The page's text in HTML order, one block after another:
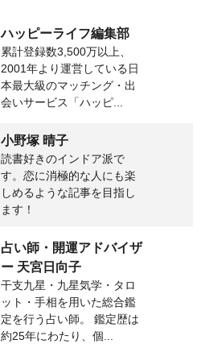
ハッピーライフ編集部
累計登録数3,500万以上、
2001年より運営している日
本最大級のマッチング・出
会いサービス「ハッピ...
小野塚 晴子
読書好きのインドア派で
す。恋に消極的な人にも楽
しめるような記事を目指し
ます！
占い師・開運アドバイザ
ー 天宮日向子
干支九星・九星気学・タロ
ット・手相を用いた総合鑑
定を行う占い師。 鑑定歴は
約25年にわたり、個...